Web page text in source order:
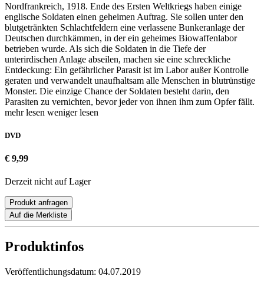
Nordfrankreich, 1918. Ende des Ersten Weltkriegs haben einige
englische Soldaten einen geheimen Auftrag. Sie sollen unter den
blutgetränkten Schlachtfeldern eine verlassene Bunkeranlage der
Deutschen durchkämmen, in der ein geheimes Biowaffenlabor
betrieben wurde. Als sich die Soldaten in die Tiefe der
unterirdischen Anlage abseilen, machen sie eine schreckliche
Entdeckung: Ein gefährlicher Parasit ist im Labor außer Kontrolle
geraten und verwandelt unaufhaltsam alle Menschen in blutrünstige
Monster. Die einzige Chance der Soldaten besteht darin, den
Parasiten zu vernichten, bevor jeder von ihnen ihm zum Opfer fällt.
mehr lesen weniger lesen
DVD
€ 9,99
Derzeit nicht auf Lager
Produkt anfragen
Auf die Merkliste
Produktinfos
Veröffentlichungsdatum: 04.07.2019